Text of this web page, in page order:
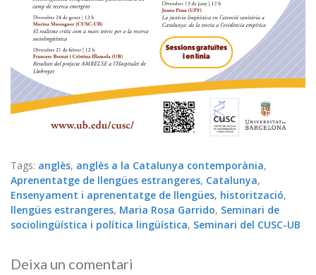
Tags: anglès, anglès a la Catalunya contemporània,
Aprenentatge de llengües estrangeres, Catalunya,
Ensenyament i aprenentatge de llengües, historització,
llengües estrangeres, Maria Rosa Garrido, Seminari de
sociolingüística i política lingüística, Seminari del CUSC-UB
Deixa un comentari